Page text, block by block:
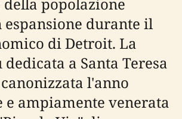
durante il
di Detroit. La
a Santa Teresa
l'anno
e ampiamente venerata